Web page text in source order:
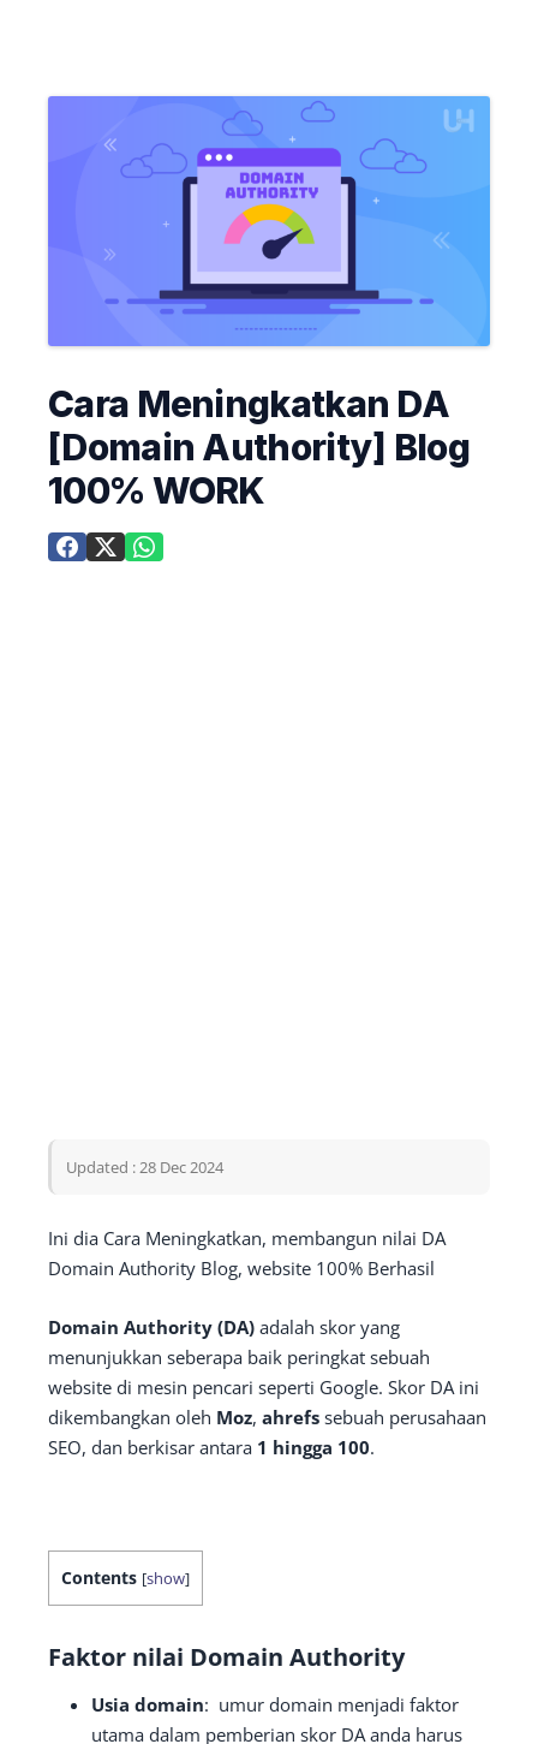
Cara Meningkatkan DA
[Domain Authority] Blog
100% WORK
Updated : 28 Dec 2024
Ini dia Cara Meningkatkan, membangun nilai DA
Domain Authority Blog, website 100% Berhasil
Domain Authority (DA) adalah skor yang
menunjukkan seberapa baik peringkat sebuah
website di mesin pencari seperti Google. Skor DA ini
dikembangkan oleh Moz, ahrefs sebuah perusahaan
SEO, dan berkisar antara 1 hingga 100.
Contents [show]
Faktor nilai Domain Authority
Usia domain: umur domain menjadi faktor
utama dalam pemberian skor DA anda harus